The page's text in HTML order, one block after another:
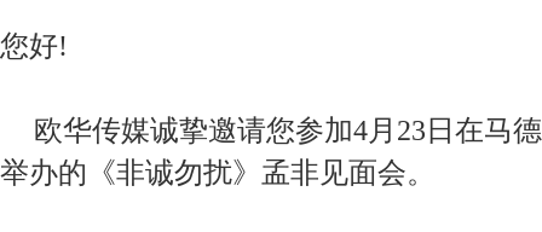
您好!
欧华传媒诚挚邀请您参加4月 23 日在马
举办的《非诚勿扰》孟非见面会。